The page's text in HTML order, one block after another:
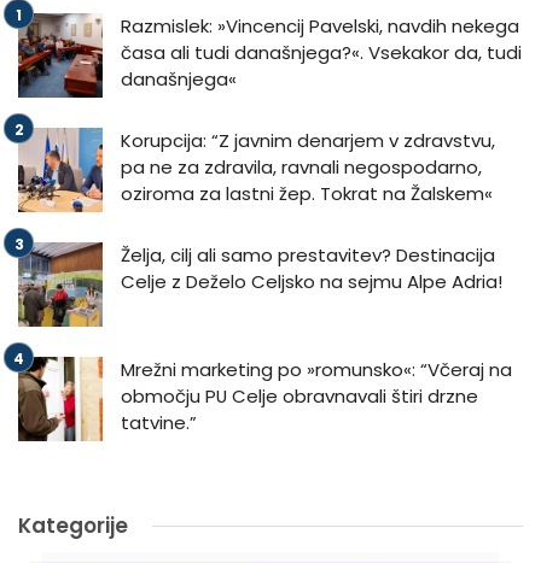
Razmislek: »Vincencij Pavelski, navdih nekega
časa ali tudi današnjega?«. Vsekakor da, tudi
današnjega«
Korupcija: “Z javnim denarjem v zdravstvu,
pa ne za zdravila, ravnali negospodarno,
oziroma za lastni žep. Tokrat na Žalskem«
Želja, cilj ali samo prestavitev? Destinacija
Celje z Deželo Celjsko na sejmu Alpe Adria!
Mrežni marketing po »romunsko«: “Včeraj na
območju PU Celje obravnavali štiri drzne
tatvine.”
Kategorije